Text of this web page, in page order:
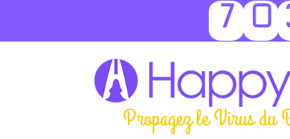
Propagez le Virus du